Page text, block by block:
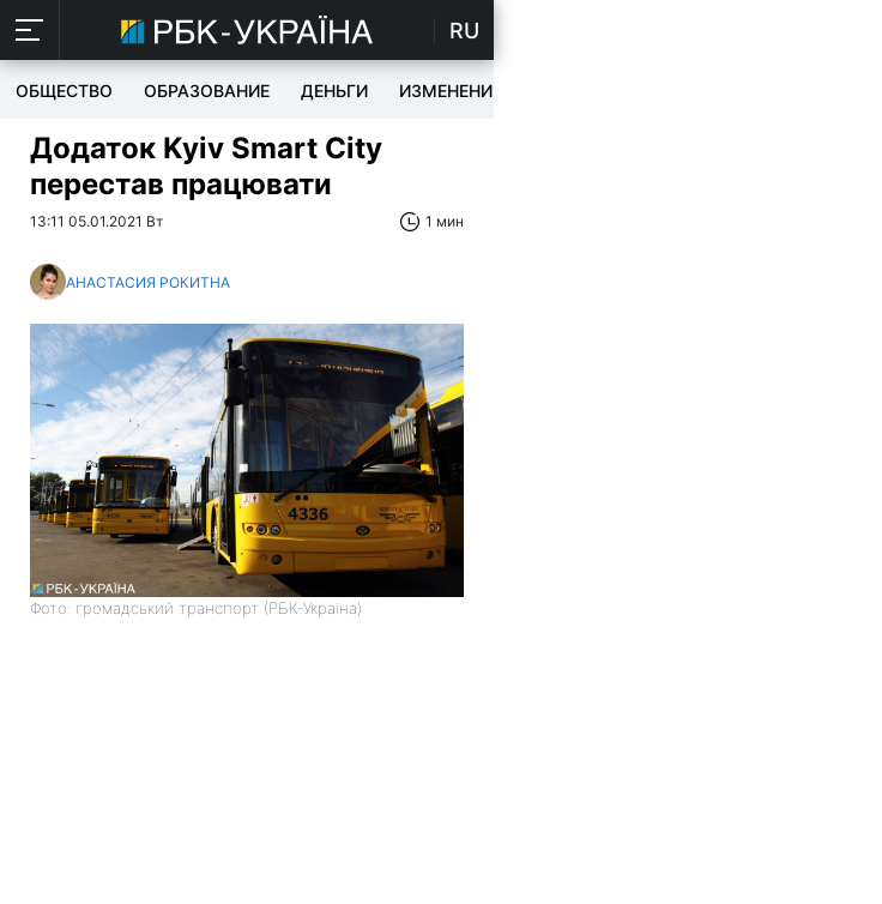
RU
ОБЩЕСТВО ОБРАЗОВАНИЕ ДЕНЬГИ ИЗМЕНЕНИЯ
Додаток Kyiv Smart City
перестав працювати
13:11 05.01.2021 Вт 1 мин
АНАСТАСИЯ РОКИТНА
Фото: громадський транспорт (РБК-Україна)